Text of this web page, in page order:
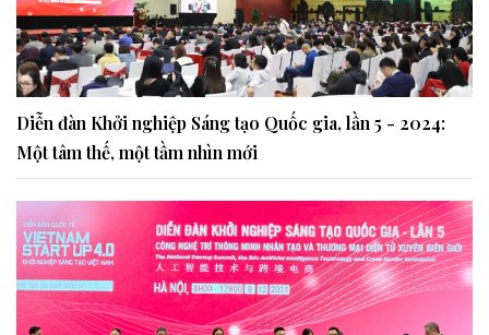
Diễn đàn Khởi nghiệp Sáng tạo Quốc gia, lần 5 - 2024:
Một tâm thế, một tầm nhìn mới